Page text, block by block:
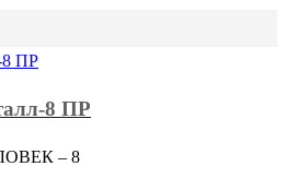
8 ПР
– 8